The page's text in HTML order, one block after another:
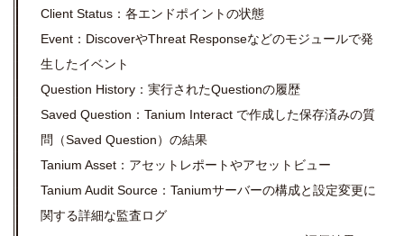
Client Status：各エンドポイントの状態
Event：DiscoverやThreat Responseなどのモジュールで発
生したイベント
Question History：実行されたQuestionの履歴
Saved Question：Tanium Interact で作成した保存済みの質
問（Saved Question）の結果
Tanium Asset：アセットレポートやアセットビュー
Tanium Audit Source：Taniumサーバーの構成と設定変更に
関する詳細な監査ログ